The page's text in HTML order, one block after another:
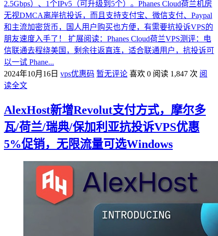
2.5Gbps）、1个IPv5（可升级到5个）。Phanes Cloud荷兰机房
无视DMCA离岸抗投诉，而且支持支付宝、微信支付、Paypal
和主流加密货币，国人用户购买也方便，有需要抗投诉VPS的
朋友速度入手了！ 扩展阅读：Phanes Cloud荷兰VPS测评：电
信联通去程绕美国，剩余往返直连，适合联通用户，抗投诉可
以一试 Phane...
2024年10月16日 vps优惠码 暂无评论 喜欢 0 阅读 1,847 次 阅
读全文
AlexHost新增Revolut支付方式，摩尔多
瓦/荷兰/瑞典/保加利亚抗投诉VPS优惠
5%促销，无限流量可选Windows